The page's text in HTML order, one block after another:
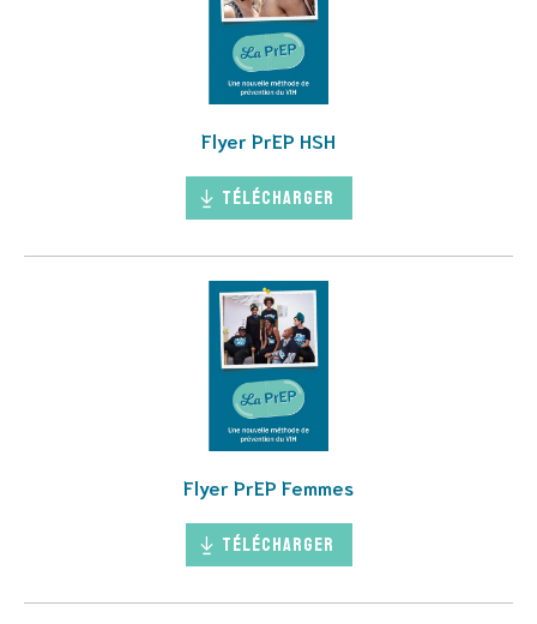
Flyer PrEP HSH
Télécharger
Flyer PrEP Femmes
Télécharger